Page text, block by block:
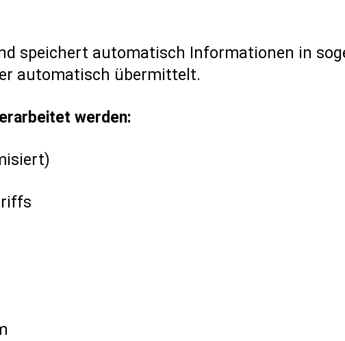
speichert automatisch Informationen in
automatisch übermittelt.
werden: